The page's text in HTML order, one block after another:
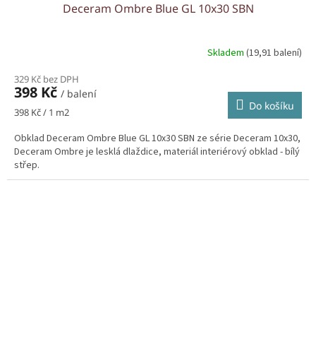
Deceram Ombre Blue GL 10x30 SBN
Skladem (19,91 balení)
329 Kč bez DPH
398 Kč / balení
Měrná
398 Kč / 1 m2 Do košíku
Obklad Deceram Ombre Blue GL 10x30 SBN ze série Deceram 10x30,
Deceram Ombre je lesklá dlaždice, materiál interiérový obklad - bílý
střep.